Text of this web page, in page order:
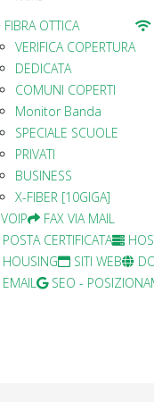
FIBRA OTTICA
VERIFICA COPERTURA
DEDICATA
COMUNI COPERTI
Monitor Banda
SPECIALE SCUOLE
PRIVATI
BUSINESS
X-FIBER [10GIGA]
VOIP
FAX VIA MAIL
POSTA CERTIFICATA
HOUSING
SITI WEB
EMAIL
SEO -